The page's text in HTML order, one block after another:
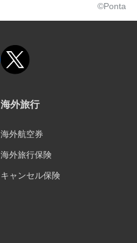
©Ponta
海外旅行
海外航空券
海外旅行保険
キャンセル保険